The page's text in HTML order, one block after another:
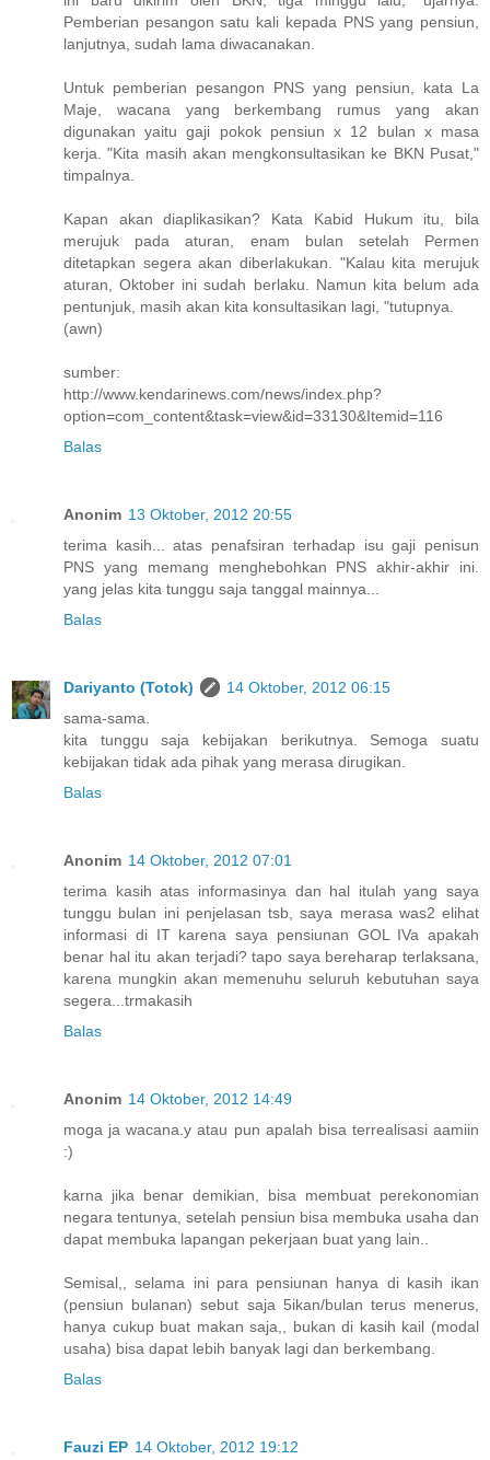
Pemberian pesangon satu kali kepada PNS yang pensiun,
lanjutnya, sudah lama diwacanakan.
Untuk pemberian pesangon PNS yang pensiun, kata La
Maje, wacana yang berkembang rumus yang akan
digunakan yaitu gaji pokok pensiun x 12 bulan x masa
kerja. "Kita masih akan mengkonsultasikan ke BKN Pusat,"
timpalnya.
Kapan akan diaplikasikan? Kata Kabid Hukum itu, bila
merujuk pada aturan, enam bulan setelah Permen
ditetapkan segera akan diberlakukan. "Kalau kita merujuk
aturan, Oktober ini sudah berlaku. Namun kita belum ada
pentunjuk, masih akan kita konsultasikan lagi, "tutupnya.
(awn)
sumber:
http://www.kendarinews.com/news/index.php?
option=com_content&task=view&id=33130&Itemid=116
Balas
Anonim 13 Oktober, 2012 20:55
terima kasih... atas penafsiran terhadap isu gaji penisun
PNS yang memang menghebohkan PNS akhir-akhir ini.
yang jelas kita tunggu saja tanggal mainnya...
Balas
Dariyanto (Totok)
14 Oktober, 2012 06:15
sama-sama.
kita tunggu saja kebijakan berikutnya. Semoga suatu
kebijakan tidak ada pihak yang merasa dirugikan.
Balas
Anonim 14 Oktober, 2012 07:01
terima kasih atas informasinya dan hal itulah yang saya
tunggu bulan ini penjelasan tsb, saya merasa was2 elihat
informasi di IT karena saya pensiunan GOL IVa apakah
benar hal itu akan terjadi? tapo saya bereharap terlaksana,
karena mungkin akan memenuhu seluruh kebutuhan saya
segera...trmakasih
Balas
Anonim 14 Oktober, 2012 14:49
moga ja wacana.y atau pun apalah bisa terrealisasi aamiin
:)
karna jika benar demikian, bisa membuat perekonomian
negara tentunya, setelah pensiun bisa membuka usaha dan
dapat membuka lapangan pekerjaan buat yang lain..
Semisal,, selama ini para pensiunan hanya di kasih ikan
(pensiun bulanan) sebut saja 5ikan/bulan terus menerus,
hanya cukup buat makan saja,, bukan di kasih kail (modal
usaha) bisa dapat lebih banyak lagi dan berkembang.
Balas
Fauzi EP 14 Oktober, 2012 19:12